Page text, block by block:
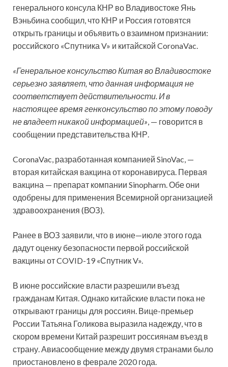
генерального консула КНР во Владивостоке Янь
Вэньбина сообщил, что КНР и Россия готовятся
открыть границы и объявить о взаимном признании:
российского «Спутника V» и китайской CoronaVac.
«Генеральное консульство Китая во Владивостоке
серьезно заявляет, что данная информация не
соответствует действительности. И в
настоящее время генконсульство по этому поводу
не владеет никакой информацией» , — говорится в
сообщении представительства КНР.
CoronaVac, разработанная компанией SinoVac, —
вторая китайская вакцина от коронавируса. Первая
вакцина — препарат компании Sinopharm. Обе они
одобрены для применения Всемирной организацией
здравоохранения (ВОЗ).
Ранее в ВОЗ заявили, что в июне—июле этого года
дадут оценку безопасности первой российской
вакцины от COVID-19 «Спутник V».
В июне российские власти разрешили въезд
гражданам Китая. Однако китайские власти пока не
открывают границы для россиян. Вице-премьер
России Татьяна Голикова выразила надежду, что в
скором времени Китай разрешит россиянам въезд в
страну. Авиасообщение между двумя странами было
приостановлено в феврале 2020 года.